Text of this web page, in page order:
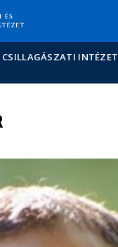
sajtóban
INTÉZET